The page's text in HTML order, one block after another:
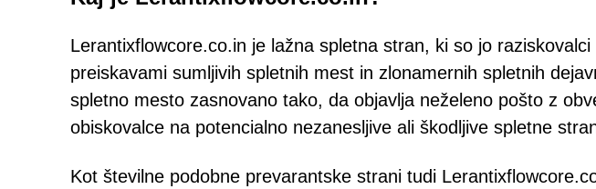
Lerantixflowcore.co.in je lažna spletna stran, ki so jo
preiskavami sumljivih spletnih mest in zlonamernih spletnih
spletno mesto zasnovano tako, da objavlja neželeno pošto z
obiskovalce na potencialno nezanesljive ali škodljive spletne
Kot številne podobne prevarantske strani tudi